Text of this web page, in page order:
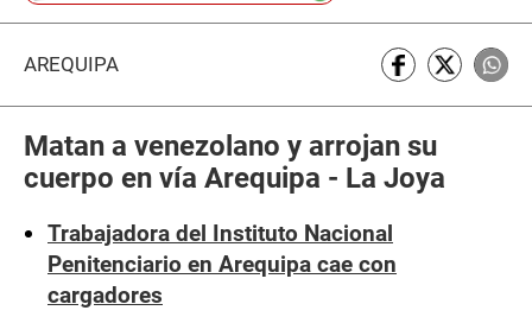
AREQUIPA
Matan a venezolano y arrojan su
cuerpo en vía Arequipa - La Joya
Trabajadora del Instituto Nacional
Penitenciario en Arequipa cae con
cargadores